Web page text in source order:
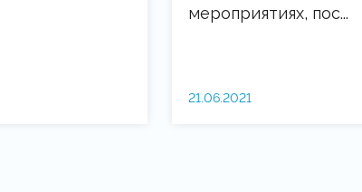
мероприятиях, пос...
21.06.2021